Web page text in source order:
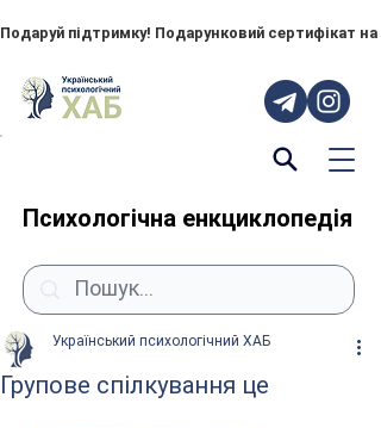
Подаруй підтримку! Подарунковий сертифікат
Психологічна енкциклопедія
Групове спілкування це
Український психологічний ХАБ